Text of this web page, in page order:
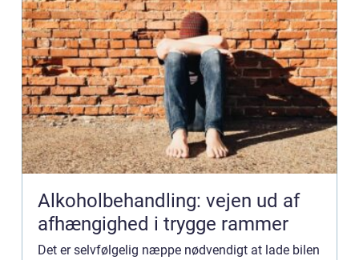
Alkoholbehandling: vejen ud af
afhængighed i trygge rammer
Det er selvfølgelig næppe nødvendigt at lade bilen